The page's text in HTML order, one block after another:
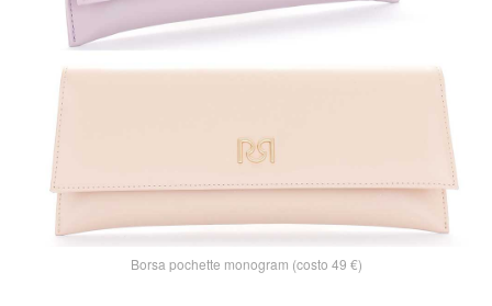
Borsa pochette monogram (costo 49 €)